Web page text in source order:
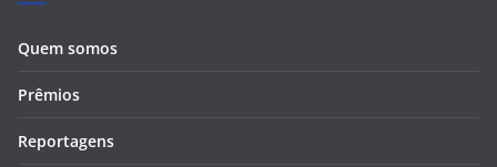
Quem somos
Prêmios
Reportagens